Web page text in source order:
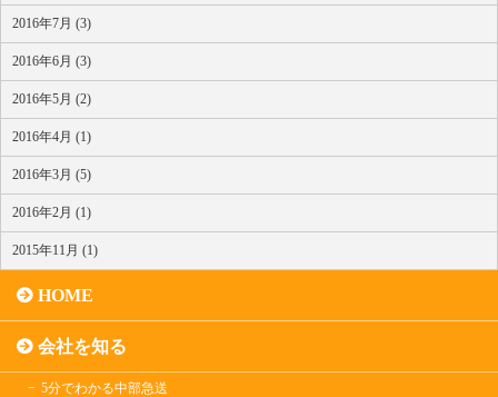
2016年7月 (3)
2016年6月 (3)
2016年5月 (2)
2016年4月 (1)
2016年3月 (5)
2016年2月 (1)
2015年11月 (1)
HOME
会社を知る
5分でわかる中部急送